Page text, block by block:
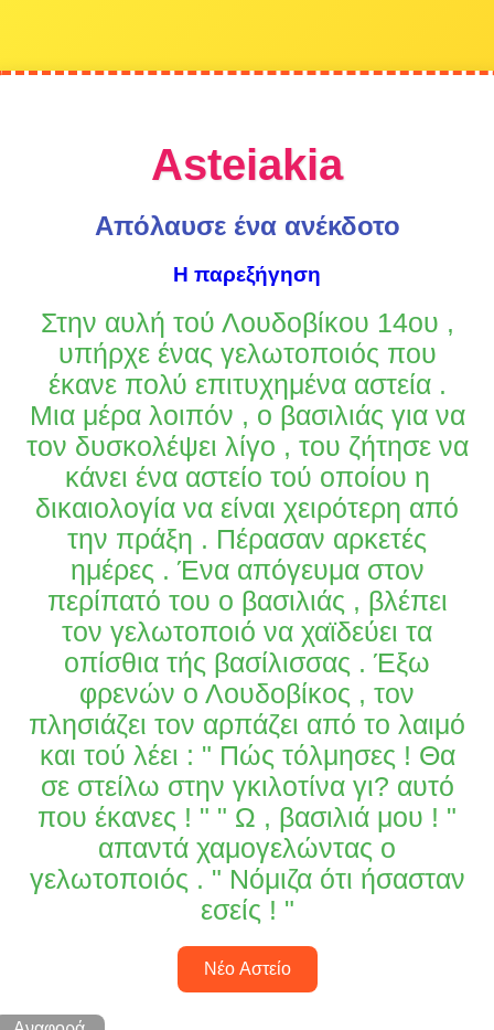
Asteiakia
Απόλαυσε ένα ανέκδοτο
H παρεξήγηση
Στην αυλή τού Λουδοβίκου 14ου ,
υπήρχε ένας γελωτοποιός που
έκανε πολύ επιτυχημένα αστεία .
Μια μέρα λοιπόν , ο βασιλιάς για να
τον δυσκολέψει λίγο , του ζήτησε να
κάνει ένα αστείο τού οποίου η
δικαιολογία να είναι χειρότερη από
την πράξη . Πέρασαν αρκετές
ημέρες . Ένα απόγευμα στον
περίπατό του ο βασιλιάς , βλέπει
τον γελωτοποιό να χαϊδεύει τα
οπίσθια τής βασίλισσας . Έξω
φρενών ο Λουδοβίκος , τον
πλησιάζει τον αρπάζει από το λαιμό
και τού λέει : " Πώς τόλμησες ! Θα
σε στείλω στην γκιλοτίνα γι? αυτό
που έκανες ! " " Ω , βασιλιά μου ! "
απαντά χαμογελώντας ο
γελωτοποιός . " Νόμιζα ότι ήσασταν
εσείς ! "
Νέο Αστείο